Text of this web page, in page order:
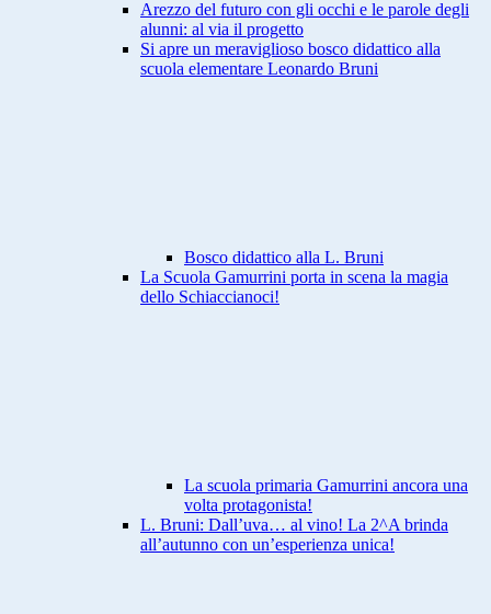
Arezzo del futuro con gli occhi e le parole degli
alunni: al via il progetto
Si apre un meraviglioso bosco didattico alla
scuola elementare Leonardo Bruni
Bosco didattico alla L. Bruni
La Scuola Gamurrini porta in scena la magia
dello Schiaccianoci!
La scuola primaria Gamurrini ancora una
volta protagonista!
L. Bruni: Dall’uva… al vino! La 2^A brinda
all’autunno con un’esperienza unica!